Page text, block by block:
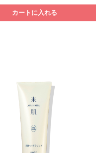
カートに入れる